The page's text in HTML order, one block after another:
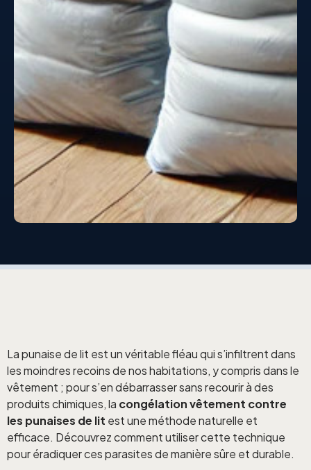
La punaise de lit est un véritable fléau qui s’infiltrent dans
les moindres recoins de nos habitations, y compris dans le
vêtement ; pour s’en débarrasser sans recourir à des
produits chimiques, la congélation vêtement contre
les punaises de lit est une méthode naturelle et
efficace. Découvrez comment utiliser cette technique
pour éradiquer ces parasites de manière sûre et durable.